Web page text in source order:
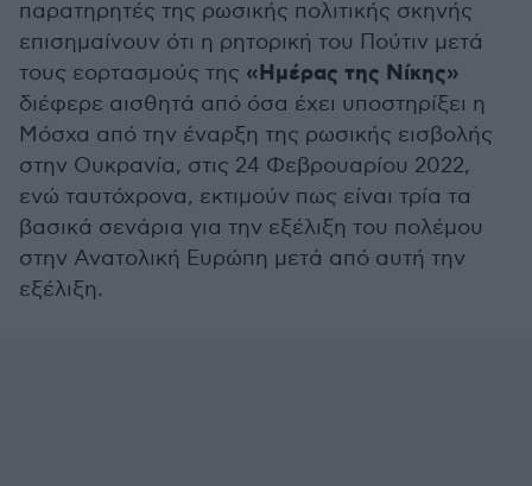
παρατηρητές της ρωσικής πολιτικής σκηνής
επισημαίνουν ότι η ρητορική του Πούτιν μετά
τους εορτασμούς της «Ημέρας της Νίκης»
διέφερε αισθητά από όσα έχει υποστηρίξει η
Μόσχα από την έναρξη της ρωσικής εισβολής
στην Ουκρανία, στις 24 Φεβρουαρίου 2022,
ενώ ταυτόχρονα, εκτιμούν πως είναι τρία τα
βασικά σενάρια για την εξέλιξη του πολέμου
στην Ανατολική Ευρώπη μετά από αυτή την
εξέλιξη.